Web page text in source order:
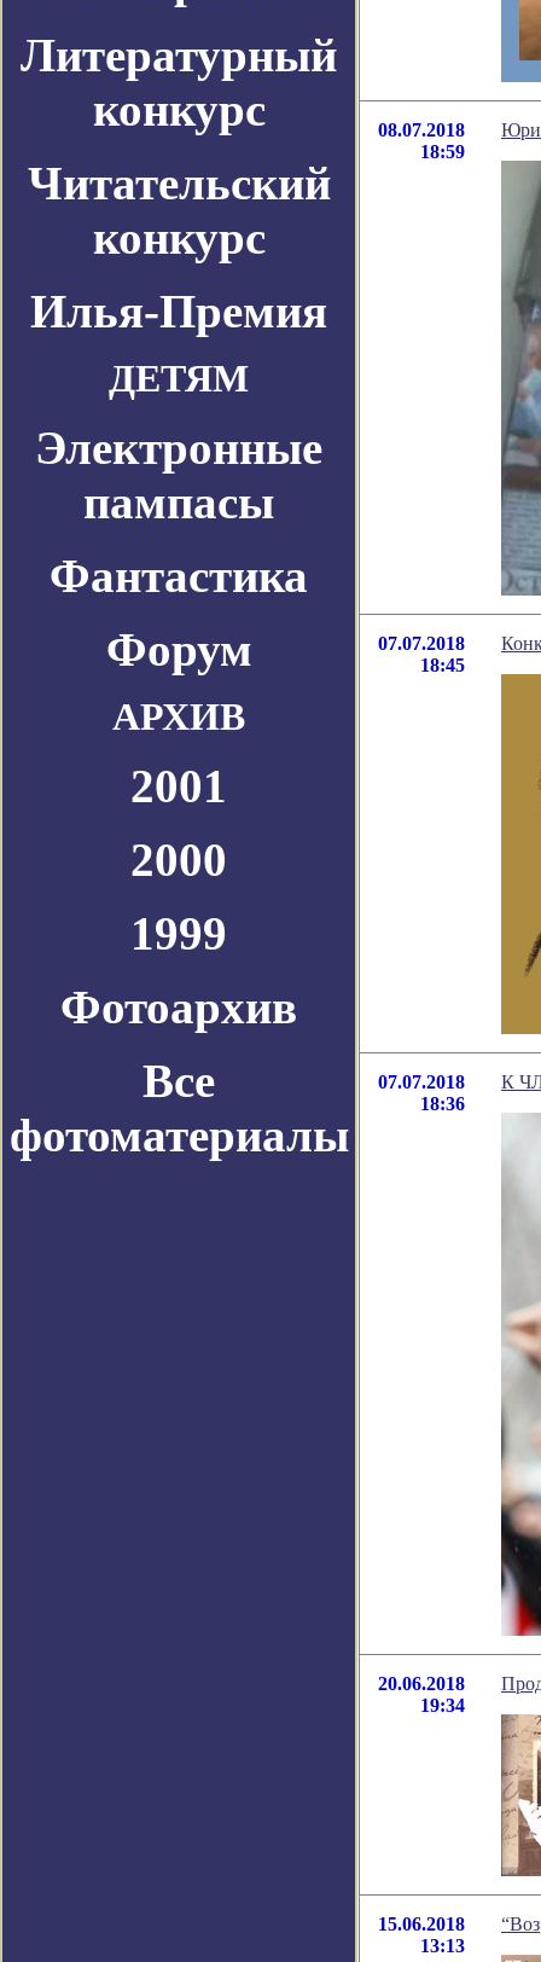
Литературный
конкурс
Читательский
конкурс
Илья-Премия
ДЕТЯМ
Электронные
пампасы
Фантастика
Форум
АРХИВ
2001
2000
1999
Фотоархив
Все
фотоматериалы
08.07.2018
18:59
07.07.2018
18:45
07.07.2018
18:36
К
20.06.2018
19:34
15.06.2018
13:13